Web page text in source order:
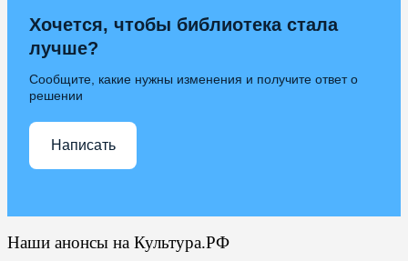
Хочется, чтобы библиотека стала
лучше?
Сообщите, какие нужны изменения и получите ответ о
решении
Написать
Наши анонсы на Культура.РФ